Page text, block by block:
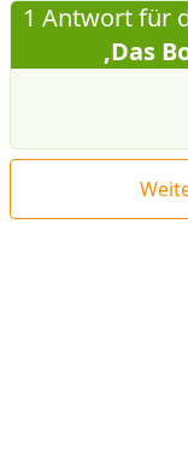
1 Antwort für
‚Das